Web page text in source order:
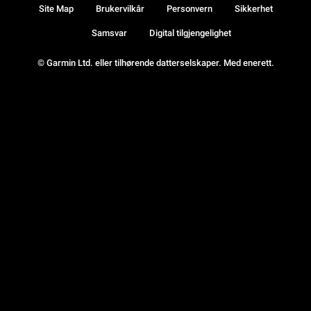
© Garmin Ltd. eller tilhørende datterselskaper. Med enerett.
Site Map Brukervilkår Personvern Sikkerhet
Samsvar Digital tilgjengelighet